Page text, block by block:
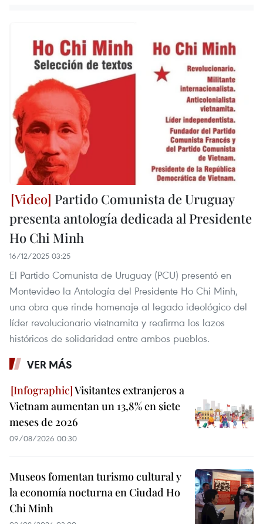
Partido Comunista de Uruguay
presenta antología dedicada al Presidente
Ho Chi Minh
16/12/2025 03:25
El Partido Comunista de Uruguay (PCU) presentó en
Montevideo la Antología del Presidente Ho Chi Minh,
una obra que rinde homenaje al legado ideológico del
líder revolucionario vietnamita y reafirma los lazos
históricos de solidaridad entre ambos pueblos.
VER MÁS
Visitantes extranjeros a
Vietnam aumentan un 13,8% en siete
meses de 2026
09/08/2026 00:30
Museos fomentan turismo cultural y
la economía nocturna en Ciudad Ho
Chi Minh